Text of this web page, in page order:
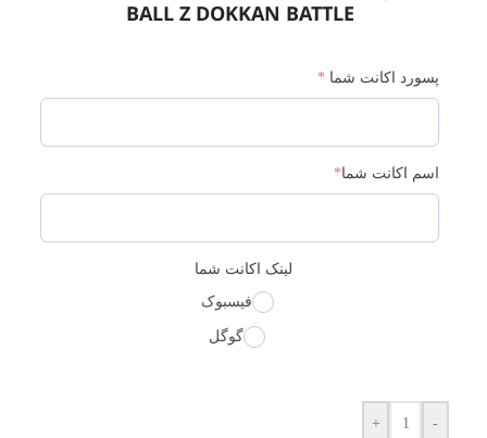
BALL Z DOKKAN BATTLE
پسورد اکانت شما *
اسم اکانت شما*
لینک اکانت شما
فیسبوک
گوگل
-
+